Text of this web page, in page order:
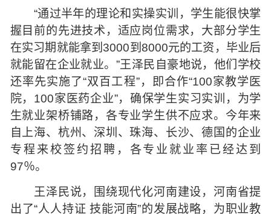
“通过半年的理论和实操实训，学生能很快掌
握目前的先进技术，适应岗位需求，大部分学生
在实习期就能拿到3000到8000元的工资，毕业后
就能留在企业就业。”王泽民自豪地说，他们学校
还率先实施了“双百工程”，即合作“100家教学医
院，100家医药企业”，确保学生实习实训，为学
生就业架桥铺路，各专业学生供不应求。今年来
自上海、杭州、深圳、珠海、长沙、德国的企业
专程来校签约招聘，各专业就业率已经达到
97％。
王泽民说，围绕现代化河南建设，河南省提
出了“人人持证 技能河南”的发展战略，为职业教